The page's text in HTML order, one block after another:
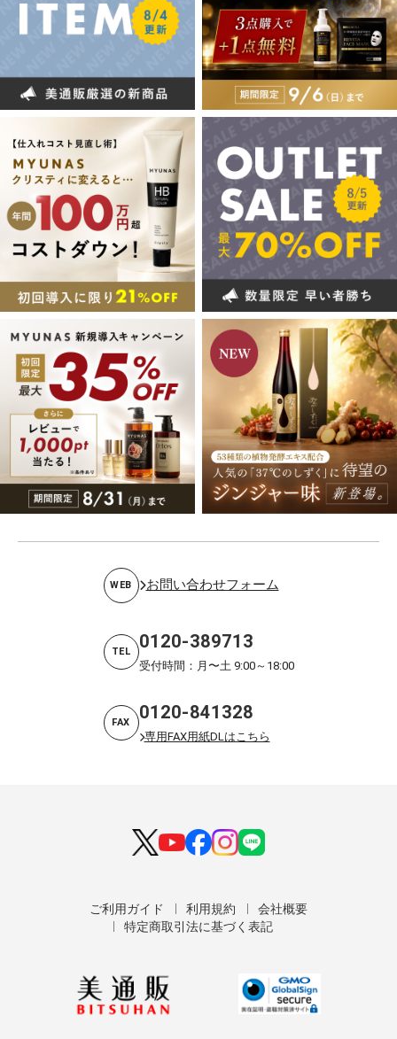
WEB お問い合わせフォーム
TEL 0120-389713
受付時間：月〜土 9:00～18:00
FAX 0120-841328
専用FAX用紙DLはこちら
ご利用ガイド 利用規約
会社概要
特定商取引法に基づく表記